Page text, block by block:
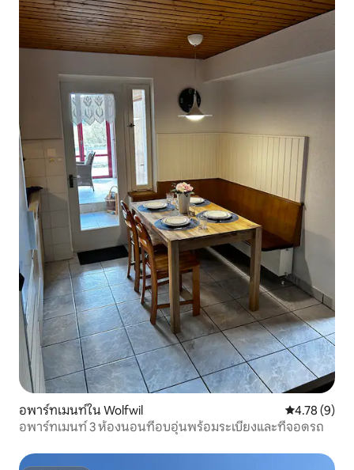
อพาร์ทเมนท์ใน Wolfwil คะแนนเฉลี่ย
4.78 (9)
อพาร์ทเมนท์ 3 ห้องนอนที่อบอุ่นพร้อมระเบียงและที่จอดรถ